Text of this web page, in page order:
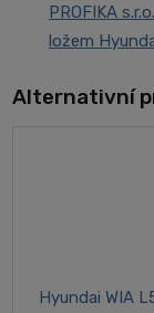
PROFIKA
ložem
Alternativní
Hyundai WIA